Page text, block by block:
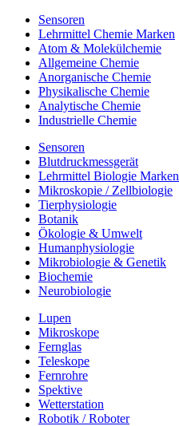
Sensoren
Lehrmittel Chemie Marken
Atom & Molekülchemie
Allgemeine Chemie
Anorganische Chemie
Physikalische Chemie
Analytische Chemie
Industrielle Chemie
Sensoren
Blutdruckmessgerät
Lehrmittel Biologie Marken
Mikroskopie / Zellbiologie
Tierphysiologie
Botanik
Ökologie & Umwelt
Humanphysiologie
Mikrobiologie & Genetik
Biochemie
Neurobiologie
Lupen
Mikroskope
Fernglas
Teleskope
Fernrohre
Spektive
Wetterstation
Robotik / Roboter